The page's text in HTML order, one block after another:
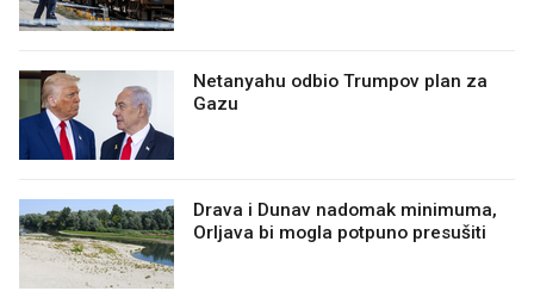
Netanyahu odbio Trumpov plan za
Gazu
Drava i Dunav nadomak minimuma,
Orljava bi mogla potpuno presušiti